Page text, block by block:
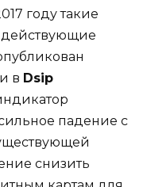
году такие
в Dsip
падение с
снизить